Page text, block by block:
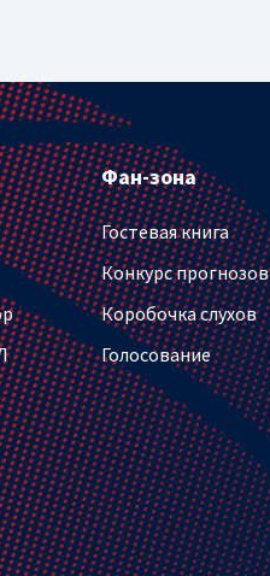
Фан-зона
Гостевая книга
Конкурс прогнозов
Коробочка слухов
Голосование